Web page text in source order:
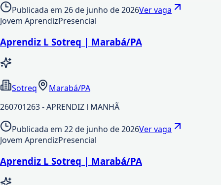
Publicada em 26 de junho de 2026Ver vaga
Jovem AprendizPresencial
Aprendiz L Sotreq | Marabá/PA
Sotreq
Marabá/PA
260701263 - APRENDIZ l MANHÃ
Publicada em 22 de junho de 2026Ver vaga
Jovem AprendizPresencial
Aprendiz L Sotreq | Marabá/PA